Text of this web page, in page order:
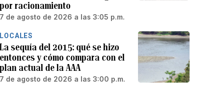
por racionamiento
7 de agosto de 2026 a las 3:05 p.m.
LOCALES
La sequía del 2015: qué se hizo
entonces y cómo compara con el
plan actual de la AAA
7 de agosto de 2026 a las 3:00 p.m.